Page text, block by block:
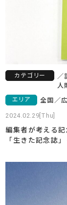
カテゴリー ／
人
エリア 全国 ／
2024.02.29[Thu]
編集者が考える
「生きた記念誌